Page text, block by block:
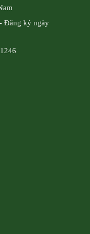
Đăng ký ngày